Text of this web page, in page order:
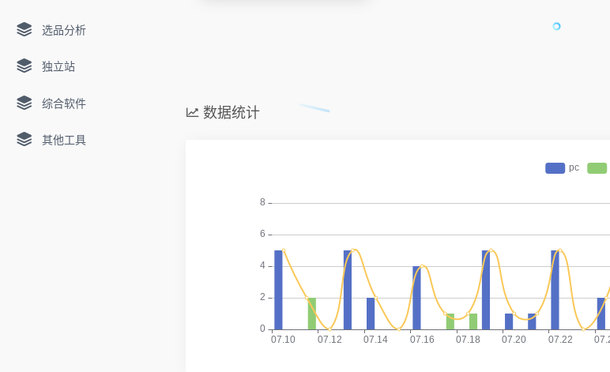
选品分析
独立站
综合软件
其他工具
数据统计